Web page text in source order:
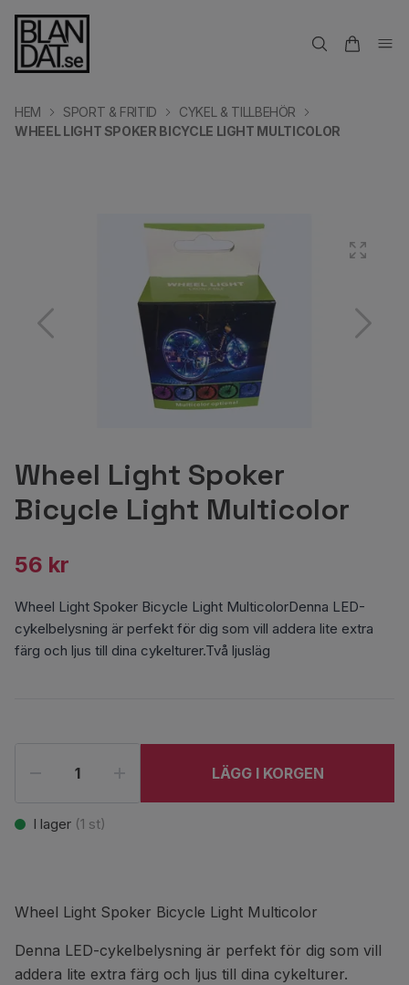
HEM SPORT & FRITID
CYKEL & TILLBEHÖR
WHEEL LIGHT SPOKER BICYCLE LIGHT MULTICOLOR
Wheel Light Spoker
Bicycle Light Multicolor
56 kr
Wheel Light Spoker Bicycle Light MulticolorDenna LED-
cykelbelysning är perfekt för dig som vill addera lite extra
färg och ljus till dina cykelturer.Två ljusläg
LÄGG I KORGEN
I lager (1 st)
Wheel Light Spoker Bicycle Light Multicolor
Denna LED-cykelbelysning är perfekt för dig som vill
addera lite extra färg och ljus till dina cykelturer.